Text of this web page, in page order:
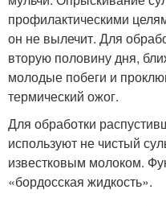
профилактическими
он не вылечит. Для
вторую половину дня,
молодые побеги и
термический ожог.
Для обработки
используют не чистый
известковым молоком.
«бордосская жидкость».